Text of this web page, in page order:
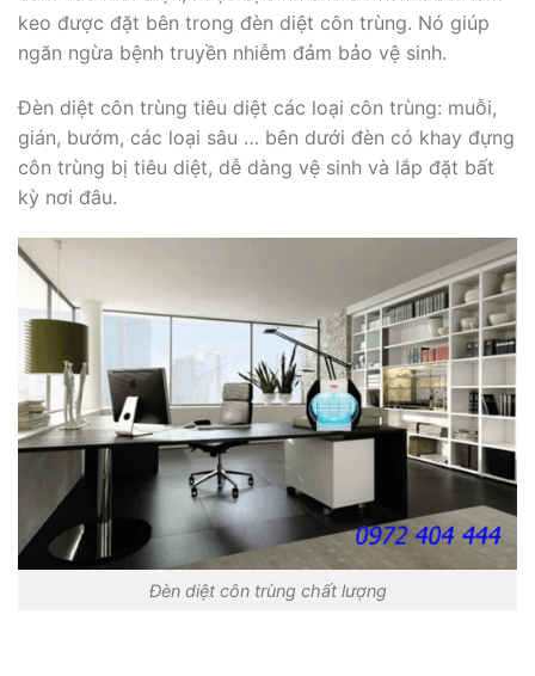
keo được đặt bên trong đèn diệt côn trùng. Nó giúp
ngăn ngừa bệnh truyền nhiễm đảm bảo vệ sinh.
Đèn diệt côn trùng tiêu diệt các loại côn trùng: muỗi,
gián, bướm, các loại sâu … bên dưới đèn có khay đựng
côn trùng bị tiêu diệt, dễ dàng vệ sinh và lắp đặt bất
kỳ nơi đâu.
Đèn diệt côn trùng chất lượng